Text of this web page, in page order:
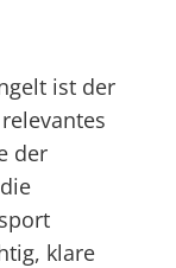
ist der
der
klare